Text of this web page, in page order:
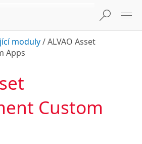
moduly/ALVAO Asset
Apps
Custom